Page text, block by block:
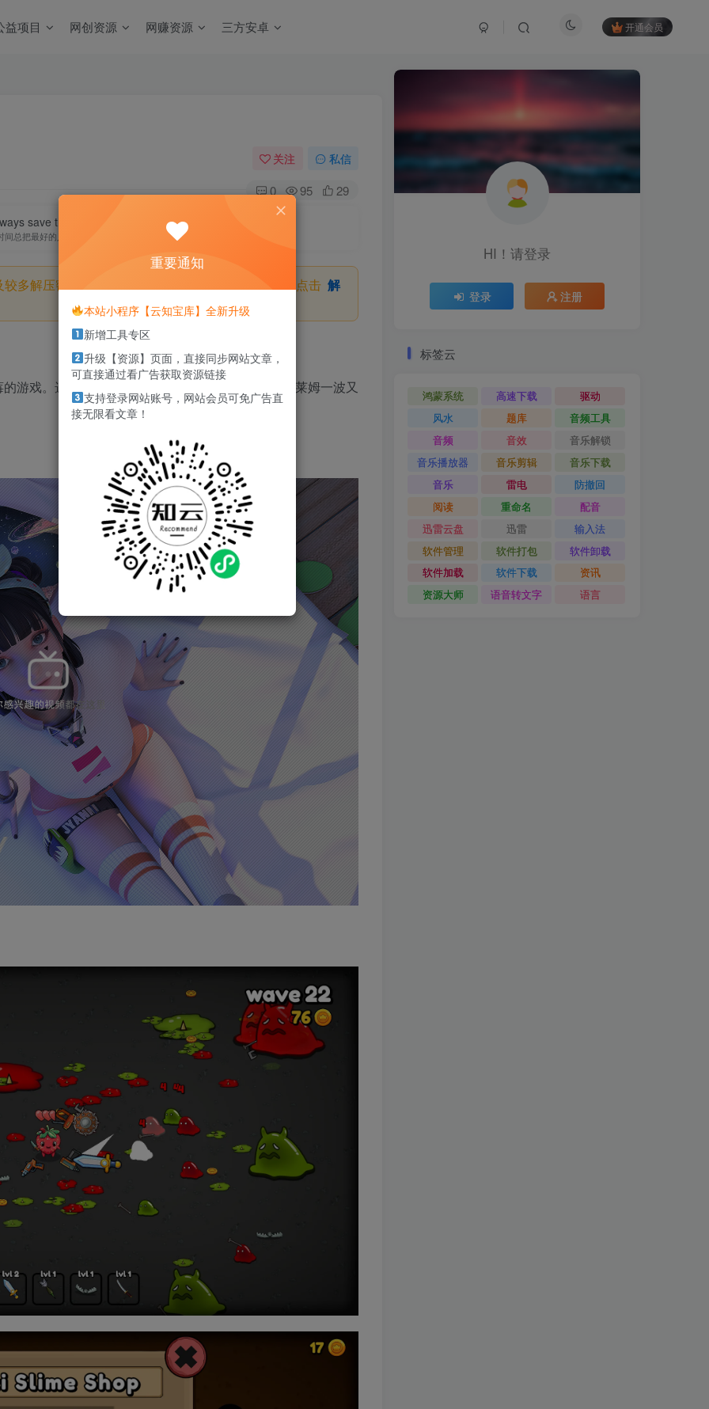
益项目 网创资源 网赚资源 三方安卓 开通会员
关注 私信
0 95 29
save the best for last.
间总把最好的人留到最后
多解压密码，如果你下载的资源需要解压密码，请点击 解
游戏。选择升级，获得更强大的力量，挺过致命史莱姆一波又
HI！请登录
登录 注册
标签云
鸿蒙系统 高速下载
驱动
风水
题库
音频工具
音频
音效
音乐解锁
音乐播放器
音乐剪辑
音乐下载
音乐
雷电
防撤回
阅读
重命名
配音
迅雷云盘
迅雷
输入法
软件管理
软件打包
软件卸载
软件加载
软件下载
资讯
资源大师
语音转文字 语言
重要通知
本站小程序【云知宝库】全新升级
新增工具专区
升级【资源】页面，直接同步网站文章，
可直接通过看广告获取资源链接
支持登录网站账号，网站会员可免广告直
接无限看文章！